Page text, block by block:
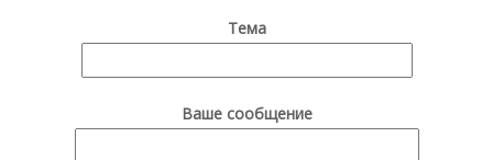
Тема
Ваше сообщение